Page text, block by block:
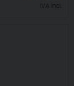
IVA incl.